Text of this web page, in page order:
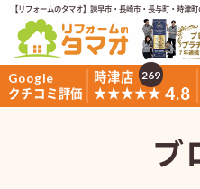
【リフォームのタマオ】諫早市・長崎市・長与町・時津
Google
クチコミ評価
時津店
★★★★★ 4.8
269
ブ